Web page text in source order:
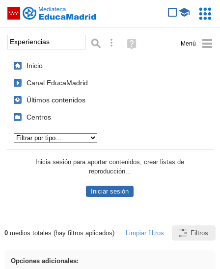
Saltar navegación
Palabra o frase: Búsqueda avanzada
Ayuda
(en
Inicio
Canal EducaMadrid
Últimos contenidos
Centros
Inicia sesión para aportar contenidos, crear listas de
reproducción...
Iniciar sesión
Resultados de: Experiencias
0medios totales (hay filtros aplicados) Limpiar filtros Filtros
Opciones adicionales: